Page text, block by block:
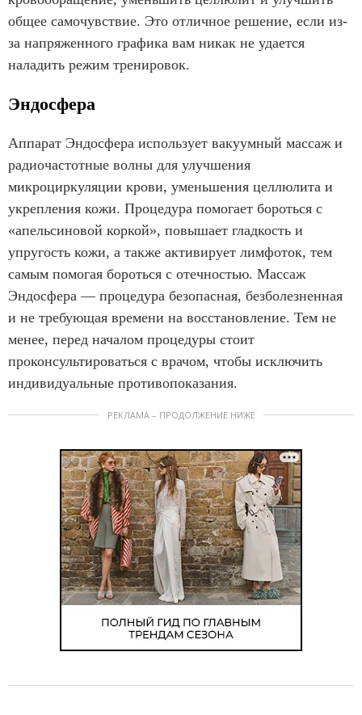
общее самочувствие. Это отличное решение, если из-
за напряженного графика вам никак не удается
наладить режим тренировок.
Эндосфера
Аппарат Эндосфера использует вакуумный массаж и
радиочастотные волны для улучшения
микроциркуляции крови, уменьшения целлюлита и
укрепления кожи. Процедура помогает бороться с
«апельсиновой коркой», повышает гладкость и
упругость кожи, а также активирует лимфоток, тем
самым помогая бороться с отечностью. Массаж
Эндосфера — процедура безопасная, безболезненная
и не требующая времени на восстановление. Тем не
менее, перед началом процедуры стоит
проконсультироваться с врачом, чтобы исключить
индивидуальные противопоказания.
РЕКЛАМА – ПРОДОЛЖЕНИЕ НИЖЕ